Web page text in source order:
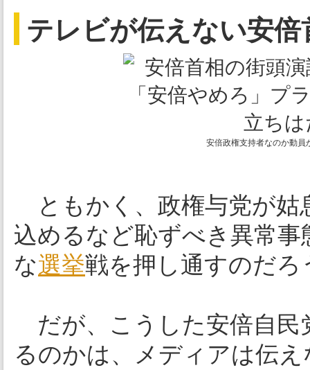
テレビが伝えない安
安倍政権支持者なのか動員
ともかく、政権与党が姑
込めるなど恥ずべき異常
な選挙戦を押し通すのだろ
だが、こうした安倍自民
るのかは、メディアは伝